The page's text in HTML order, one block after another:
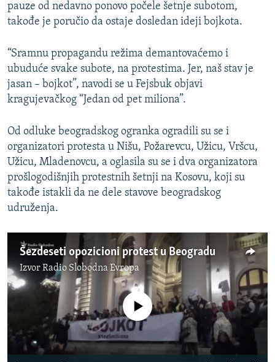
pauze od nedavno ponovo počele šetnje subotom,
takođe je poručio da ostaje dosledan ideji bojkota.
“Sramnu propagandu režima demantovaćemo i
ubuduće svake subote, na protestima. Jer, naš stav je
jasan – bojkot”, navodi se u Fejsbuk objavi
kragujevačkog “Jedan od pet miliona”.
Od odluke beogradskog ogranka ogradili su se i
organizatori protesta u Nišu, Požarevcu, Užicu, Vršcu,
Užicu, Mladenovcu, a oglasila su se i dva organizatora
prošlogodišnjih protestnih šetnji na Kosovu, koji su
takođe istakli da ne dele stavove beogradskog
udruženja.
Šezdeseti opozicioni protest u Beogradu
IzvorRadio Slobodna Evropa
No media source currently available